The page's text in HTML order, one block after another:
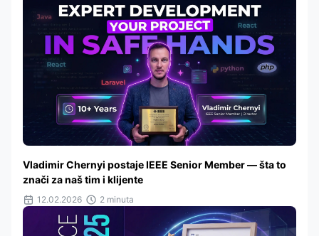
Vladimir Chernyi postaje IEEE Senior Member — šta to
znači za naš tim i klijente
12.02.2026 2 minuta